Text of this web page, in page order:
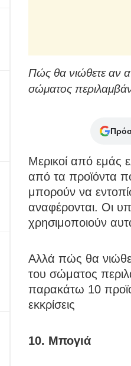
Πώς θα νιώθετε αν
σώματος
Μερικοί από εμάς
από τα προϊόντα
μπορούν να
αναφέρονται. Οι
χρησιμοποιούν
Αλλά πώς θα
του σώματος
παρακάτω 10
εκκρίσεις
10. Μπογιά